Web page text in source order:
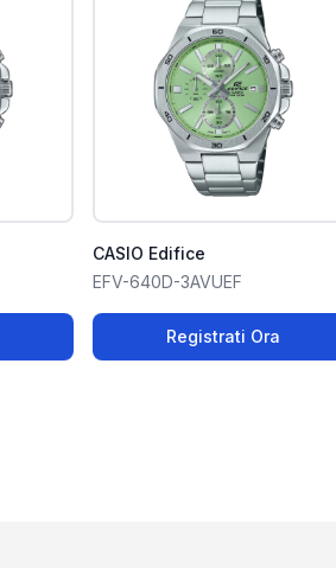
CASIO Edifice
EFV-640D-3AVUEF
Registrati Ora